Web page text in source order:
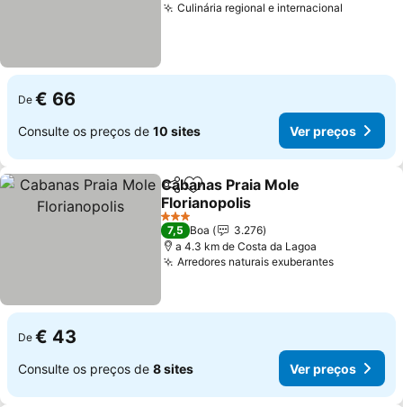
Culinária regional e internacional
De € 66
Consulte os preços de 10 sites Ver preços
PartilharAdicionar aos favoritos
Cabanas Praia Mole
Florianopolis
3 Estrelas
7,5 Boa
3.276
a 4.3 km de Costa da Lagoa
Arredores naturais exuberantes
De € 43
Consulte os preços de 8 sites Ver preços